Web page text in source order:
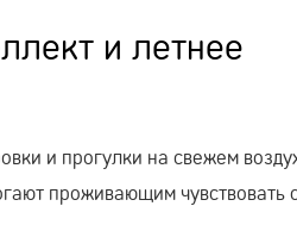
и летнее
и прогулки на свежем
проживающим чувствовать